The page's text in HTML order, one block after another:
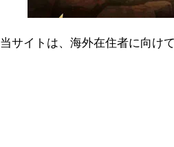
当サイトは、海外在住者に向け